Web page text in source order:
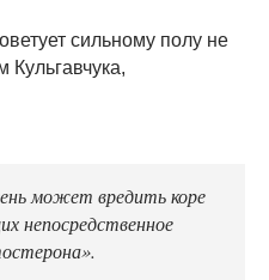
сильному полу не
может вредить коре
непосредственное